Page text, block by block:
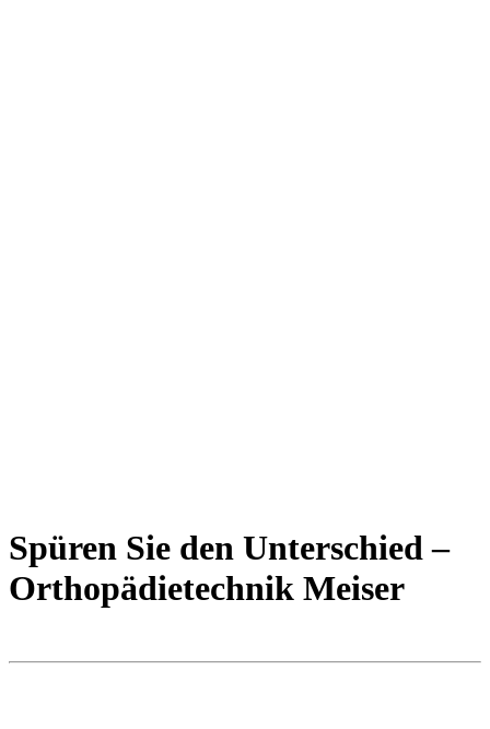
Spüren Sie den Unterschied –
Orthopädietechnik Meiser